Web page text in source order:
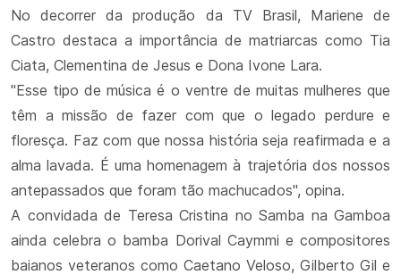
No decorrer da produção da TV Brasil, Mariene de
Castro destaca a importância de matriarcas como Tia
Ciata, Clementina de Jesus e Dona Ivone Lara.
"Esse tipo de música é o ventre de muitas mulheres que
têm a missão de fazer com que o legado perdure e
floresça. Faz com que nossa história seja reafirmada e a
alma lavada. É uma homenagem à trajetória dos nossos
antepassados que foram tão machucados", opina.
A convidada de Teresa Cristina no Samba na Gamboa
ainda celebra o bamba Dorival Caymmi e compositores
baianos veteranos como Caetano Veloso, Gilberto Gil e